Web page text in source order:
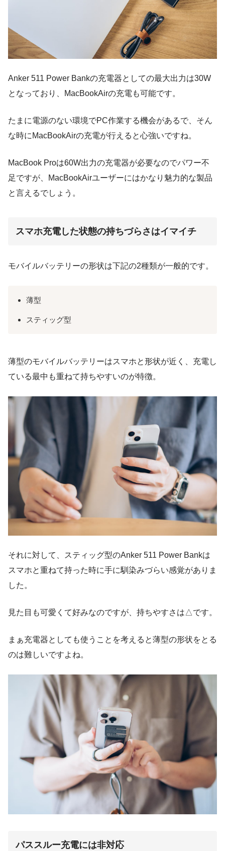
Anker 511 Power Bankの充電器としての最大出力は30W
となっており、MacBookAirの充電も可能です。
たまに電源のない環境でPC作業する機会があるで、そん
な時にMacBookAirの充電が行えると心強いですね。
MacBook Proは60W出力の充電器が必要なのでパワー不
足ですが、MacBookAirユーザーにはかなり魅力的な製品
と言えるでしょう。
スマホ充電した状態の持ちづらさはイマイチ
モバイルバッテリーの形状は下記の2種類が一般的です。
薄型
スティッグ型
薄型のモバイルバッテリーはスマホと形状が近く、充電し
ている最中も重ねて持ちやすいのが特徴。
それに対して、スティッグ型のAnker 511 Power Bankは
スマホと重ねて持った時に手に馴染みづらい感覚がありま
した。
見た目も可愛くて好みなのですが、持ちやすさは△です。
まぁ充電器としても使うことを考えると薄型の形状をとる
のは難しいですよね。
パススルー充電には非対応